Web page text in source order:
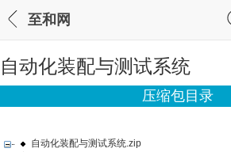
至和网
自动化装配与测试系统
压缩包目录
自动化装配与测试系统.zip